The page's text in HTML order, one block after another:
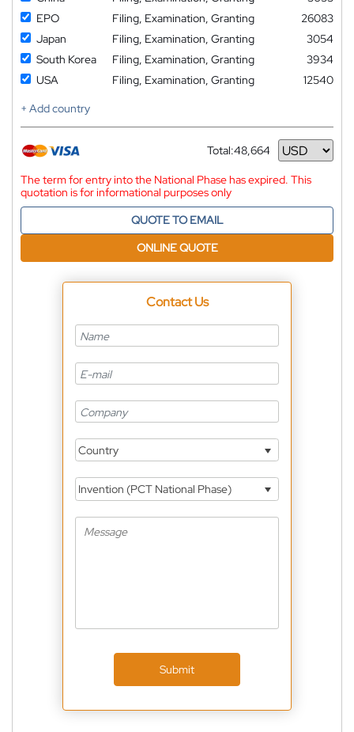
EPO
Filing, Examination, Granting
26083
Japan
Filing, Examination, Granting
3054
South Korea
Filing, Examination, Granting
3934
USA
Filing, Examination, Granting
12540
+ Add country
Total:48,664
Currency
The term for entry into the National Phase has expired. This
quotation is for informational purposes only
QUOTE TO EMAIL
ONLINE QUOTE
Contact Us
Country
Invention (PCT National Phase)
Submit